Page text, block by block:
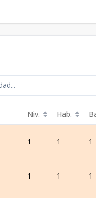
Niv. Hab.
1 1 1
1 1 1